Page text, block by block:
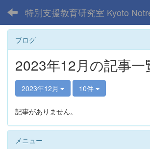
ブログ
2023年12月の記事一
2023年12月 10件
記事がありません。
メニュー